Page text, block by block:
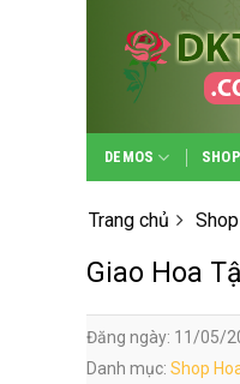
content
DEMOS SHOP
Trang chủ
Giao Hoa
Đăng ngày: 11/05/
Danh mục: Shop